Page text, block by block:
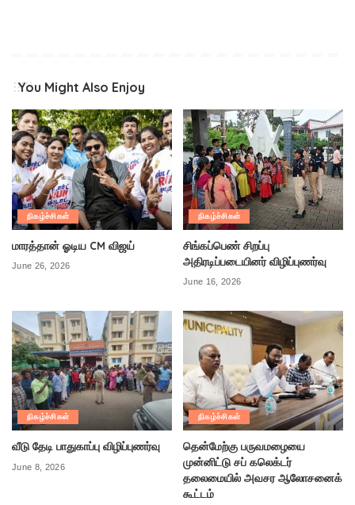
You Might Also Enjoy
நிகழ்ச்சிகள்
மாரத்தான் ஓடிய CM விஜய்
June 26, 2026
நிகழ்ச்சிகள்
சிங்கப்பெண் சிறப்பு
அதிரடிப்படையினர் விழிப்புணர்வு
June 16, 2026
நிகழ்ச்சிகள்
வீடு தேடி பாதுகாப்பு விழிப்புணர்வு
June 8, 2026
நிகழ்ச்சிகள்
தென்மேற்கு பருவமழையை
முன்னிட்டு சப் கலெக்டர்
தலைமையில் அவசர ஆலோசனைக்
கூட்டம்